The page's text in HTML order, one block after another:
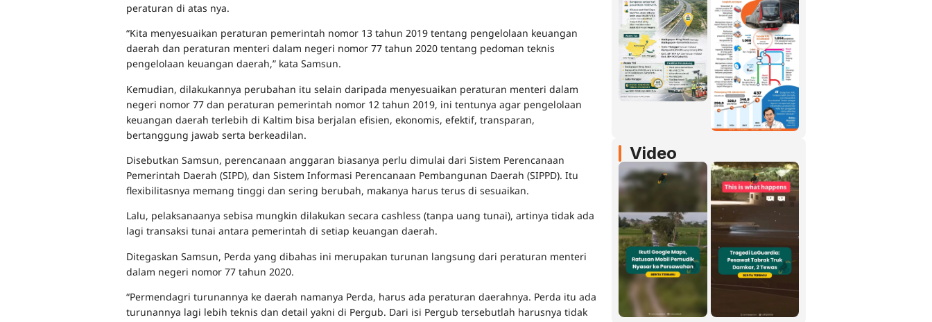
peraturan di atas nya.
“Kita menyesuaikan peraturan pemerintah nomor 13 tahun 2019 tentang pengelolaan keuangan
daerah dan peraturan menteri dalam negeri nomor 77 tahun 2020 tentang pedoman teknis
pengelolaan keuangan daerah,” kata Samsun.
Kemudian, dilakukannya perubahan itu selain daripada menyesuaikan peraturan menteri dalam
negeri nomor 77 dan peraturan pemerintah nomor 12 tahun 2019, ini tentunya agar pengelolaan
keuangan daerah terlebih di Kaltim bisa berjalan efisien, ekonomis, efektif, transparan,
bertanggung jawab serta berkeadilan.
Disebutkan Samsun, perencanaan anggaran biasanya perlu dimulai dari Sistem Perencanaan
Pemerintah Daerah (SIPD), dan Sistem Informasi Perencanaan Pembangunan Daerah (SIPPD). Itu
flexibilitasnya memang tinggi dan sering berubah, makanya harus terus di sesuaikan.
Lalu, pelaksanaanya sebisa mungkin dilakukan secara cashless (tanpa uang tunai), artinya tidak ada
lagi transaksi tunai antara pemerintah di setiap keuangan daerah.
Ditegaskan Samsun, Perda yang dibahas ini merupakan turunan langsung dari peraturan menteri
dalam negeri nomor 77 tahun 2020.
“Permendagri turunannya ke daerah namanya Perda, harus ada peraturan daerahnya. Perda itu ada
turunannya lagi lebih teknis dan detail yakni di Pergub. Dari isi Pergub tersebutlah harusnya tidak
Video